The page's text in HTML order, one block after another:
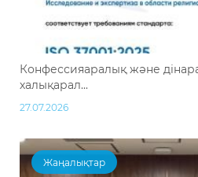
Конфессияаралық және
халықарал...
27.07.2026
Жаңалықтар